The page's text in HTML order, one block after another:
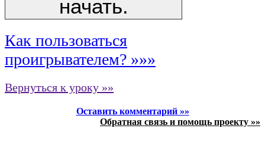
начать.
Как пользоваться
проигрывателем? »»»
Вернуться к уроку »»
Оставить комментарий »»
Обратная связь и помощь проекту »»